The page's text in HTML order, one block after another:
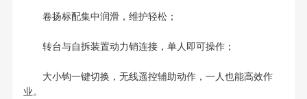
卷扬标配集中润滑，维护轻松；
转台与自拆装置动力销连接，单人即可操作；
大小钩一键切换，无线遥控辅助动作，一人也能高效作
业。